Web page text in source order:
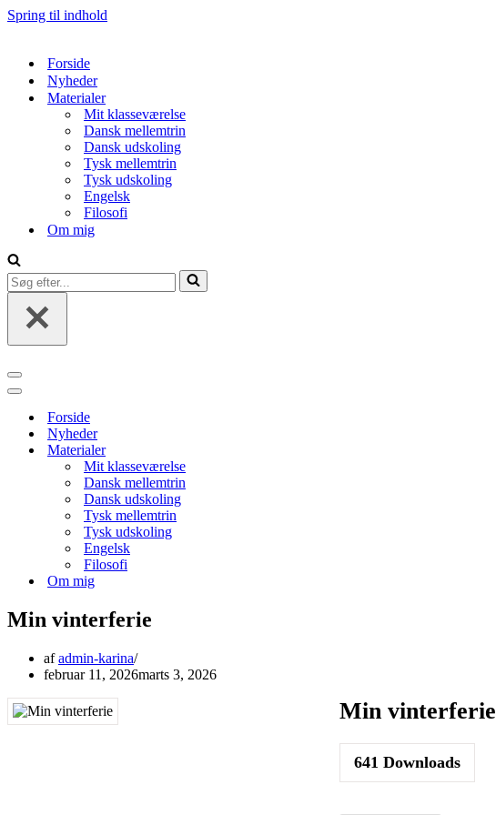
Spring til indhold
Forside
Nyheder
Materialer
Mit klasseværelse
Dansk mellemtrin
Dansk udskoling
Tysk mellemtrin
Tysk udskoling
Engelsk
Filosofi
Om mig
Søg
efter...
Navigation
menu
Navigation
Forside
Nyheder
Materialer
Mit klasseværelse
Dansk mellemtrin
Dansk udskoling
Tysk mellemtrin
Tysk udskoling
Engelsk
Filosofi
Om mig
Min vinterferie
afadmin-karina
februar 11, 2026marts 3, 2026
Min vinterferie
641 Downloads